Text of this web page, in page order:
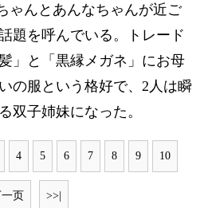
ゃんとあんなちゃんが近ご
題を呼んでいる。トレード
」と「黒縁メガネ」にお母
の服という格好で、2人は瞬
双子姉妹になった。
4 5 6 7 8 9 10
页 >>|